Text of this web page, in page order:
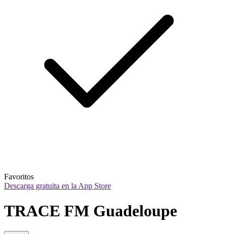
Favoritos
Descarga gratuita en la App Store
TRACE FM Guadeloupe